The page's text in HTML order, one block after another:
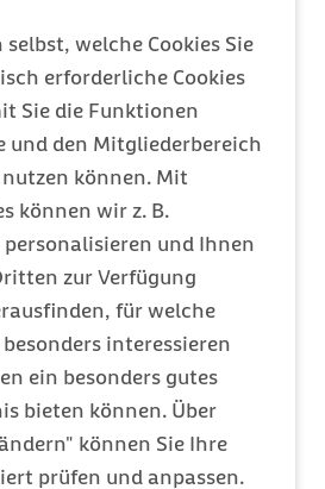
welche Cookies Sie
erforderliche Cookies
Sie die Funktionen
und den Mitgliederbereich
nutzen können. Mit
können wir z. B.
personalisieren und Ihnen
zur Verfügung
für welche
interessieren
ein besonders gutes
bieten können. Über
können Sie Ihre
prüfen und anpassen.
des
regional
erhebliche regionale
des
Vergleicht man
mit Notarzt in
Beispiel Sachsen eine
Rate auf wie Bremen. Ein
bei den Kosten des
der Fallkosten für
mit Notarzt liegt in
Euro) um 132 Prozent